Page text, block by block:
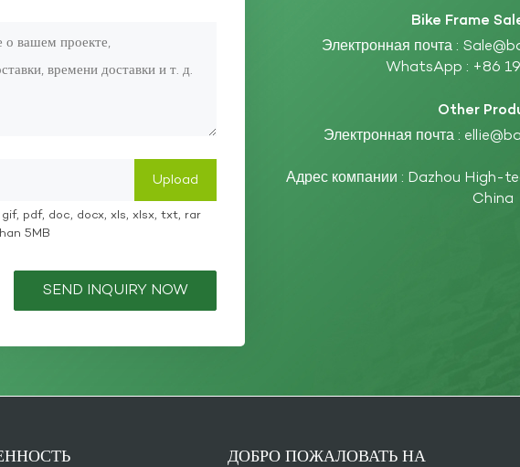
pdf, doc, docx, xls, xlsx, txt, rar
5MB
SEND INQUIRY NOW
Bike Frame
Электронная почта :
WhatsApp : +86
Other
Электронная почта :
Адрес компании : Dazhou High-
China
ДОБРО ПОЖАЛОВАТЬ НА